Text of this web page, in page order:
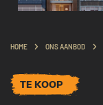
HOME ONS AANBOD
TE KOOP